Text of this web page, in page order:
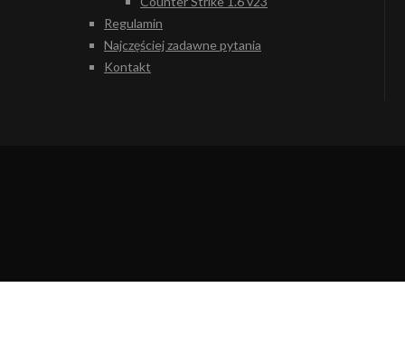
Regulamin
Najczęściej zadawne pytania
Kontakt